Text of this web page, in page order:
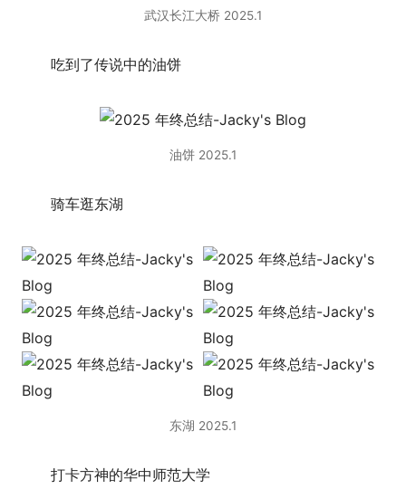
武汉长江大桥 2025.1
吃到了传说中的油饼
油饼 2025.1
骑车逛东湖
东湖 2025.1
打卡方神的华中师范大学